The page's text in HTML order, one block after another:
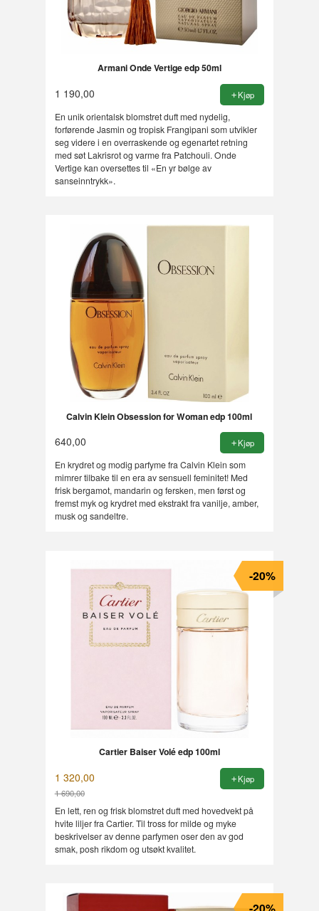
Armani Onde Vertige edp 50ml
1 190,00 Kjøp
En unik orientalsk blomstret duft med nydelig,
forførende Jasmin og tropisk Frangipani som utvikler
seg videre i en overraskende og egenartet retning
med søt Lakrisrot og varme fra Patchouli. Onde
Vertige kan oversettes til «En yr bølge av
sanseinntrykk».
Calvin Klein Obsession for Woman edp 100ml
640,00 Kjøp
En krydret og modig parfyme fra Calvin Klein som
mimrer tilbake til en era av sensuell feminitet! Med
frisk bergamot, mandarin og fersken, men først og
fremst myk og krydret med ekstrakt fra vanilje, amber,
musk og sandeltre.
Cartier Baiser Volé edp 100ml
1 320,00
1 690,00
Rabatt
-20%
Kjøp
En lett, ren og frisk blomstret duft med hovedvekt på
hvite liljer fra Cartier. Til tross for milde og myke
beskrivelser av denne parfymen oser den av god
smak, posh rikdom og utsøkt kvalitet.